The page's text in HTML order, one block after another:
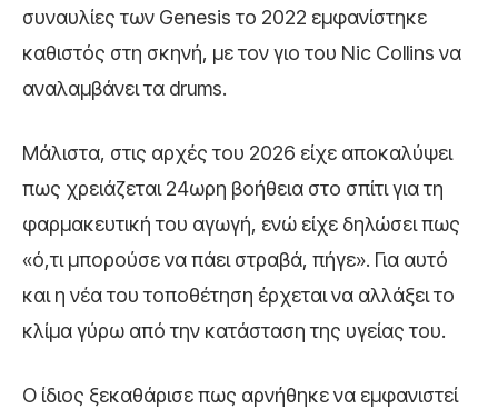
συναυλίες των Genesis το 2022 εμφανίστηκε
καθιστός στη σκηνή, με τον γιο του Nic Collins να
αναλαμβάνει τα drums.
Μάλιστα, στις αρχές του 2026 είχε αποκαλύψει
πως χρειάζεται 24ωρη βοήθεια στο σπίτι για τη
φαρμακευτική του αγωγή, ενώ είχε δηλώσει πως
«ό,τι μπορούσε να πάει στραβά, πήγε». Για αυτό
και η νέα του τοποθέτηση έρχεται να αλλάξει το
κλίμα γύρω από την κατάσταση της υγείας του.
Ο ίδιος ξεκαθάρισε πως αρνήθηκε να εμφανιστεί